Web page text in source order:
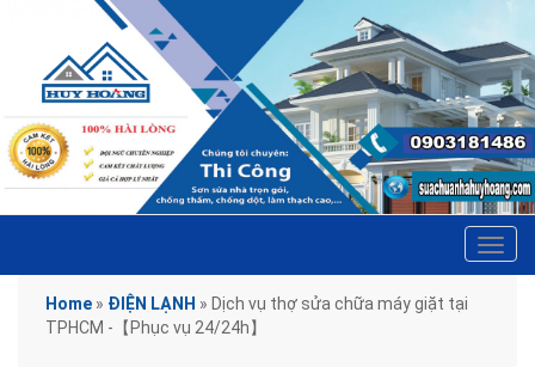
Home » ĐIỆN LẠNH » Dịch vụ thợ sửa chữa máy giặt tại
TPHCM -【Phục vụ 24/24h】